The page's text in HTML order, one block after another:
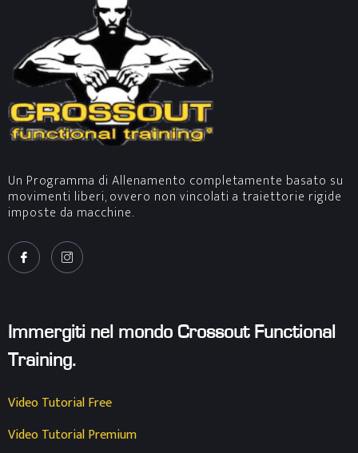
Un Programma di Allenamento completamente basato su
movimenti liberi, ovvero non vincolati a traiettorie rigide
imposte da macchine.
Immergiti nel mondo Crossout Functional
Training.
Video Tutorial Free
Video Tutorial Premium